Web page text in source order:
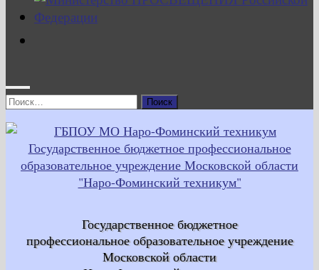
Найти:
Государственное бюджетное
профессиональное образовательное учреждение
Московской области